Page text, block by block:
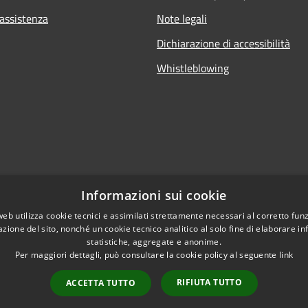
Note legali
Dichiarazione di accessibilità
Whistleblowing
Copyright © 2026 • Comune di
Informazioni sui cookie
utilizza cookie tecnici e assimilati strettamente necessari al corretto
del sito, nonché un cookie tecnico analitico al solo fine di elaborare
statistiche, aggregate e anonime.
Per maggiori dettagli, può consultare la cookie policy al seguente link
ACCETTA TUTTO RIFIUTA TUTTO